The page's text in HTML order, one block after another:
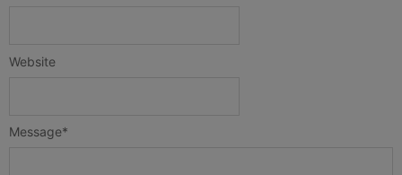
Message*
Website